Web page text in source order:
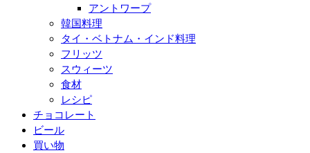
アントワープ
韓国料理
タイ・ベトナム・インド料理
フリッツ
スウィーツ
食材
レシピ
チョコレート
ビール
買い物